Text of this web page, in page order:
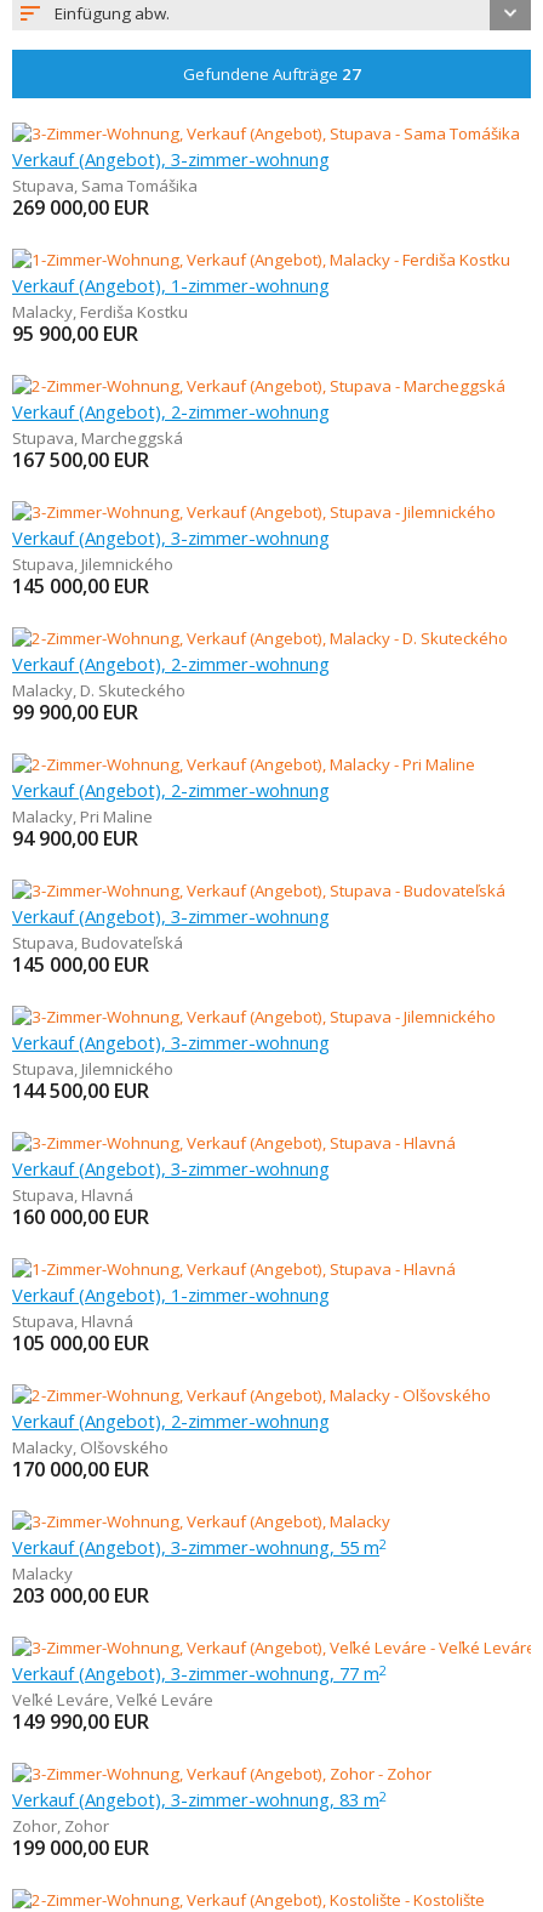
Einfügung abw.
Gefundene Aufträge 27
Verkauf (Angebot), 3-zimmer-wohnung
Stupava, Sama Tomášika
269 000,00 EUR
Verkauf (Angebot), 1-zimmer-wohnung
Malacky, Ferdiša Kostku
95 900,00 EUR
Verkauf (Angebot), 2-zimmer-wohnung
Stupava, Marcheggská
167 500,00 EUR
Verkauf (Angebot), 3-zimmer-wohnung
Stupava, Jilemnického
145 000,00 EUR
Verkauf (Angebot), 2-zimmer-wohnung
Malacky, D. Skuteckého
99 900,00 EUR
Verkauf (Angebot), 2-zimmer-wohnung
Malacky, Pri Maline
94 900,00 EUR
Verkauf (Angebot), 3-zimmer-wohnung
Stupava, Budovateľská
145 000,00 EUR
Verkauf (Angebot), 3-zimmer-wohnung
Stupava, Jilemnického
144 500,00 EUR
Verkauf (Angebot), 3-zimmer-wohnung
Stupava, Hlavná
160 000,00 EUR
Verkauf (Angebot), 1-zimmer-wohnung
Stupava, Hlavná
105 000,00 EUR
Verkauf (Angebot), 2-zimmer-wohnung
Malacky, Olšovského
170 000,00 EUR
Verkauf (Angebot), 3-zimmer-wohnung, 55 m2
Malacky
203 000,00 EUR
Verkauf (Angebot), 3-zimmer-wohnung, 77 m2
Veľké Leváre,Veľké Leváre
149 990,00 EUR
Verkauf (Angebot), 3-zimmer-wohnung, 83 m2
Zohor, Zohor
199 000,00 EUR